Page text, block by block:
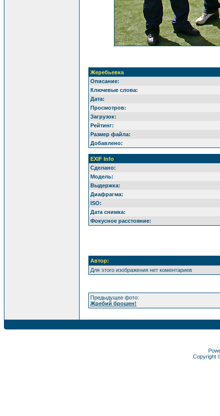
Жеребьевка
Описание:
Ключевые слова:
Дата:
Просмотров:
Загрузок:
Рейтинг:
Размер файла:
Добавлено:
EXIF Info
Сделано:
Модель:
Выдержка:
Диафрагма:
ISO:
Дата снимка:
Фокусное расстояние:
Автор:
Для этого изображения нет коментариев
Предыдущее фото:
Жребий брошен!
Copyright